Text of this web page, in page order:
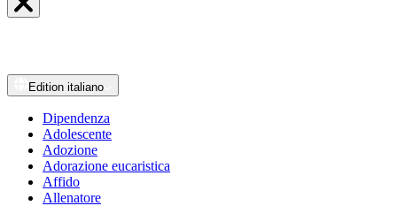
Edition italiano
Dipendenza
Adolescente
Adozione
Adorazione eucaristica
Affido
Allenatore